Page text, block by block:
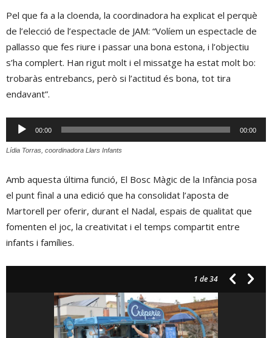
Pel que fa a la cloenda, la coordinadora ha explicat el perquè
de l’elecció de l’espectacle de JAM: “Volíem un espectacle de
pallasso que fes riure i passar una bona estona, i l’objectiu
s’ha complert. Han rigut molt i el missatge ha estat molt bo:
trobaràs entrebancs, però si l’actitud és bona, tot tira
endavant”.
Reproductor
d'àudio
00:00 00:00
Lídia Torras, coordinadora Llars Infants
Amb aquesta última funció, El Bosc Màgic de la Infància posa
el punt final a una edició que ha consolidat l’aposta de
Martorell per oferir, durant el Nadal, espais de qualitat que
fomenten el joc, la creativitat i el temps compartit entre
infants i famílies.
1 de 34